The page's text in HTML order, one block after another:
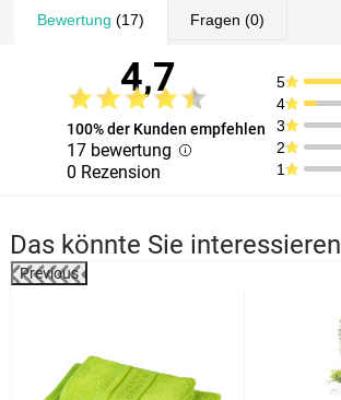
Bewertung (17) Fragen (0)
4,7
100% der Kunden empfehlen
17 bewertung
0 Rezension
5
4
3
2
1
Das könnte Sie interessieren
Previous